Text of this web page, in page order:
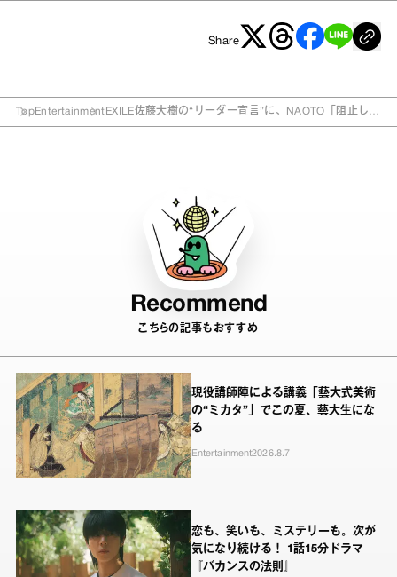
Share
TopEntertainment EXILE佐藤大樹の“リーダー宣言”に、NAOTO「阻止した
Recommend
こちらの記事もおすすめ
現役講師陣による講義「藝大式美術
の“ミカタ”」でこの夏、藝大生にな
る
Entertainment2026.8.7
恋も、笑いも、ミステリーも。次が
気になり続ける！ 1話15分ドラマ
『バカンスの法則』